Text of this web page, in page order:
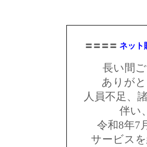
〓〓〓〓 ネット
長い間
ありが
人員不足、
伴い
令和8年7
サービス